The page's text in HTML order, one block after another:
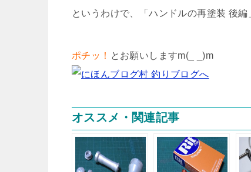
というわけで、「ハンドルの再塗装 後
ポチッ！ とお願いしますm(_ _)m
オススメ・関連記事